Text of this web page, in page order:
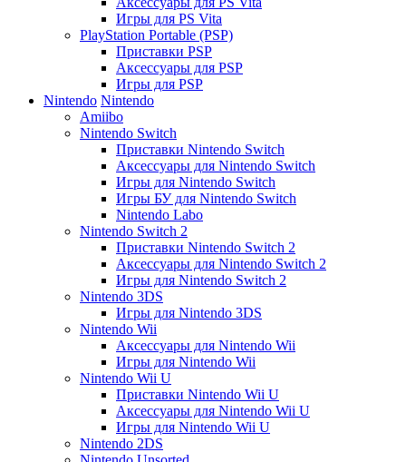
Игры для PS Vita
PlayStation Portable (PSP)
Приставки PSP
Аксессуары для PSP
Игры для PSP
Nintendo Nintendo
Amiibo
Nintendo Switch
Приставки Nintendo Switch
Аксессуары для Nintendo Switch
Игры для Nintendo Switch
Игры БУ для Nintendo Switch
Nintendo Labo
Nintendo Switch 2
Приставки Nintendo Switch 2
Аксессуары для Nintendo Switch 2
Игры для Nintendo Switch 2
Nintendo 3DS
Игры для Nintendo 3DS
Nintendo Wii
Аксессуары для Nintendo Wii
Игры для Nintendo Wii
Nintendo Wii U
Приставки Nintendo Wii U
Аксессуары для Nintendo Wii U
Игры для Nintendo Wii U
Nintendo 2DS